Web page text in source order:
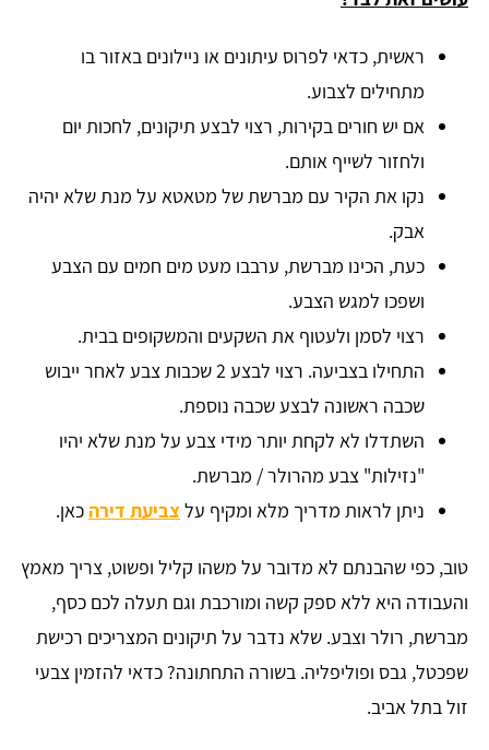
ראשית, כדאי לפרוס עיתונים או ניילונים באזור בו
מתחילים לצבוע.
אם יש חורים בקירות, רצוי לבצע תיקונים, לחכות יום
ולחזור לשייף אותם.
נקו את הקיר עם מברשת של מטאטא על מנת שלא יהיה
אבק.
כעת, הכינו מברשת, ערבבו מעט מים חמים עם הצבע
ושפכו למגש הצבע.
רצוי לסמן ולעטוף את השקעים והמשקופים בבית.
התחילו בצביעה. רצוי לבצע 2 שכבות צבע לאחר ייבוש
שכבה ראשונה לבצע שכבה נוספת.
השתדלו לא לקחת יותר מידי צבע על מנת שלא יהיו
"נזילות" צבע מהרולר / מברשת.
ניתן לראות מדריך מלא ומקיף עלצביעת דירהכאן.
טוב, כפי שהבנתם לא מדובר על משהו קליל ופשוט, צריך מאמץ
והעבודה היא ללא ספק קשה ומורכבת וגם תעלה לכם כסף,
מברשת, רולר וצבע. שלא נדבר על תיקונים המצריכים רכישת
שפכטל, גבס ופוליפליה. בשורה התחתונה? כדאי להזמין צבעי
זול בתל אביב.